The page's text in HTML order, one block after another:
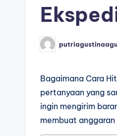
Bagaimana Cara
pertanyaan yang
ingin mengirim
membuat